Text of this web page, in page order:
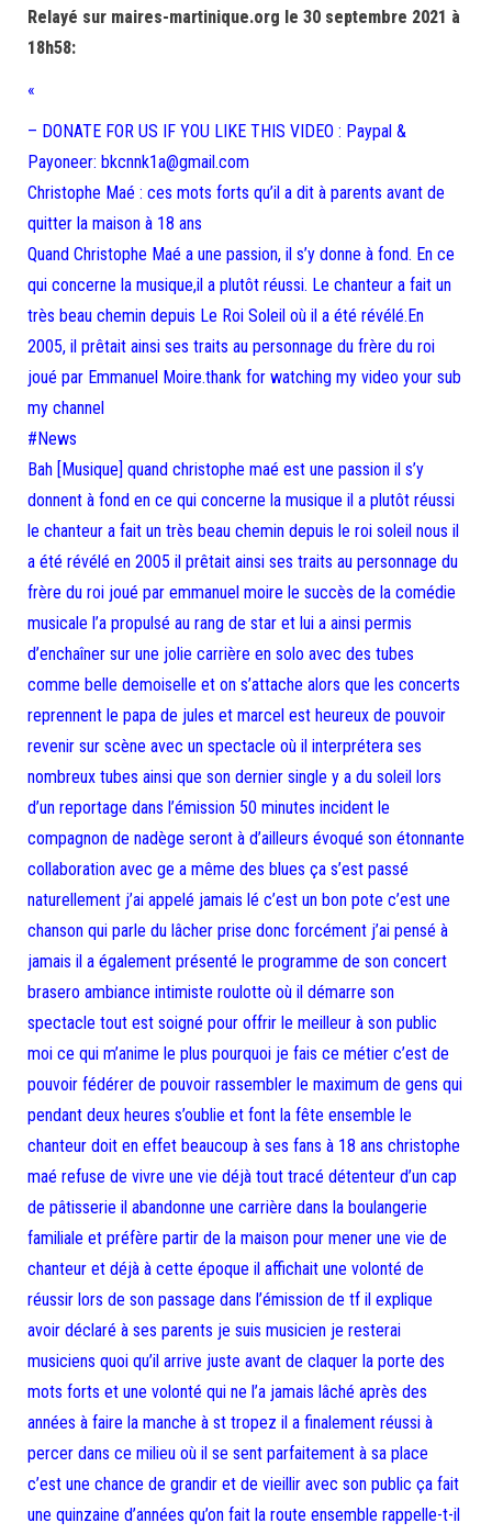
Relayé sur maires-martinique.org le 30 septembre 2021 à
18h58:
«
– DONATE FOR US IF YOU LIKE THIS VIDEO : Paypal &
Payoneer: bkcnnk1a@gmail.com
Christophe Maé : ces mots forts qu’il a dit à parents avant de
quitter la maison à 18 ans
Quand Christophe Maé a une passion, il s’y donne à fond. En ce
qui concerne la musique,il a plutôt réussi. Le chanteur a fait un
très beau chemin depuis Le Roi Soleil où il a été révélé.En
2005, il prêtait ainsi ses traits au personnage du frère du roi
joué par Emmanuel Moire.thank for watching my video your sub
my channel
#News
Bah [Musique] quand christophe maé est une passion il s’y
donnent à fond en ce qui concerne la musique il a plutôt réussi
le chanteur a fait un très beau chemin depuis le roi soleil nous il
a été révélé en 2005 il prêtait ainsi ses traits au personnage du
frère du roi joué par emmanuel moire le succès de la comédie
musicale l’a propulsé au rang de star et lui a ainsi permis
d’enchaîner sur une jolie carrière en solo avec des tubes
comme belle demoiselle et on s’attache alors que les concerts
reprennent le papa de jules et marcel est heureux de pouvoir
revenir sur scène avec un spectacle où il interprétera ses
nombreux tubes ainsi que son dernier single y a du soleil lors
d’un reportage dans l’émission 50 minutes incident le
compagnon de nadège seront à d’ailleurs évoqué son étonnante
collaboration avec ge a même des blues ça s’est passé
naturellement j’ai appelé jamais lé c’est un bon pote c’est une
chanson qui parle du lâcher prise donc forcément j’ai pensé à
jamais il a également présenté le programme de son concert
brasero ambiance intimiste roulotte où il démarre son
spectacle tout est soigné pour offrir le meilleur à son public
moi ce qui m’anime le plus pourquoi je fais ce métier c’est de
pouvoir fédérer de pouvoir rassembler le maximum de gens qui
pendant deux heures s’oublie et font la fête ensemble le
chanteur doit en effet beaucoup à ses fans à 18 ans christophe
maé refuse de vivre une vie déjà tout tracé détenteur d’un cap
de pâtisserie il abandonne une carrière dans la boulangerie
familiale et préfère partir de la maison pour mener une vie de
chanteur et déjà à cette époque il affichait une volonté de
réussir lors de son passage dans l’émission de tf il explique
avoir déclaré à ses parents je suis musicien je resterai
musiciens quoi qu’il arrive juste avant de claquer la porte des
mots forts et une volonté qui ne l’a jamais lâché après des
années à faire la manche à st tropez il a finalement réussi à
percer dans ce milieu où il se sent parfaitement à sa place
c’est une chance de grandir et de vieillir avec son public ça fait
une quinzaine d’années qu’on fait la route ensemble rappelle-t-il